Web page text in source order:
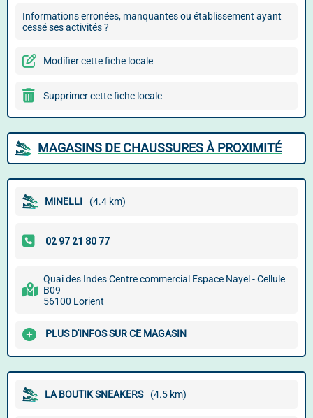
Informations erronées, manquantes ou établissement ayant
cessé ses activités ?
Modifier cette fiche locale
Supprimer cette fiche locale
MAGASINS DE CHAUSSURES À PROXIMITÉ
MINELLI (4.4 km)
Quai des Indes Centre commercial Espace Nayel - Cellule
B09
56100 Lorient
PLUS D'INFOS SUR CE MAGASIN
LA BOUTIK SNEAKERS (4.5 km)